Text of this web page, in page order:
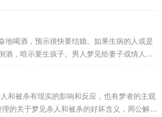
地喝酒，预示很快要结婚。如果生病的人或是
，暗示要生孩子。男人梦见给妻子或情人一
和被杀有现实的影响和反应，也有梦者的主观
的关于梦见杀人和被杀的好坏含义，周公解梦